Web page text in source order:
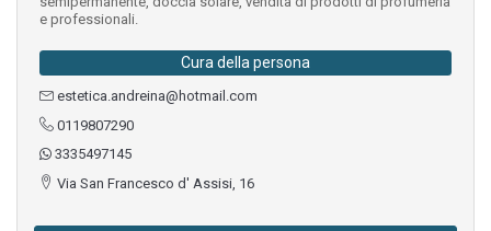
e professionali.
Cura della persona
estetica.andreina@hotmail.com
0119807290
3335497145
Via San Francesco d' Assisi, 16